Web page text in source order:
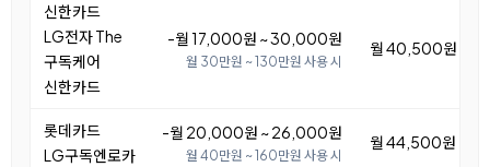
신한카드
LG전자 The
구독케어
신한카드
-월 17,000원 ~ 30,000원
월 30만원 ~ 130만원 사용 시
월 40,500원 ~
롯데카드
LG구독엔로카
-월 20,000원 ~ 26,000원
월 40만원 ~ 160만원 사용 시
월 44,500원 ~